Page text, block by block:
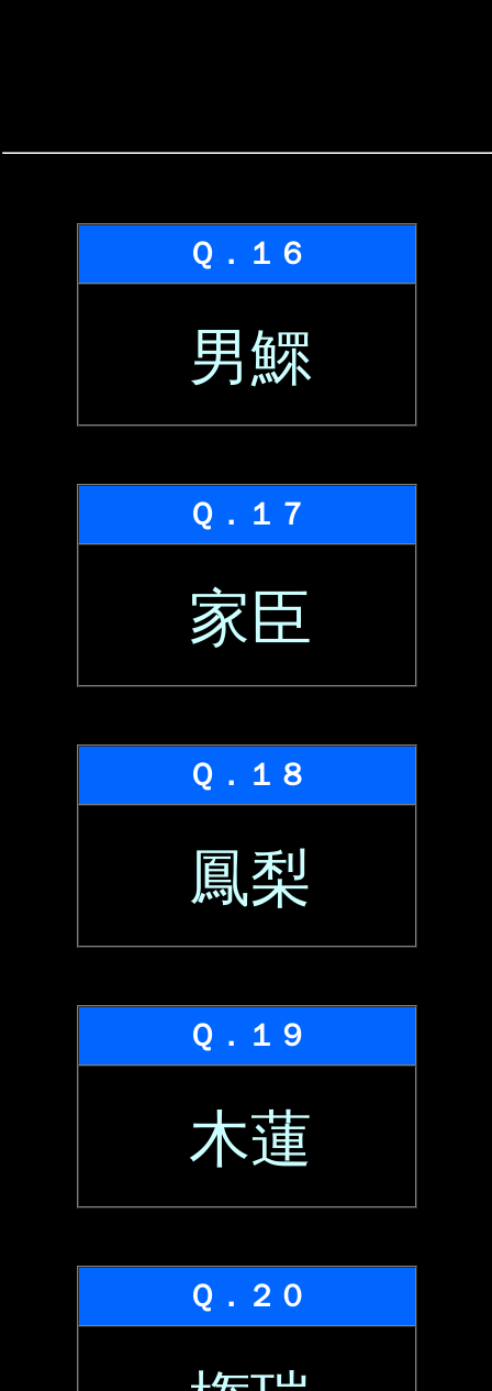
Ｑ．１６
男鰥
Ｑ．１７
家臣
Ｑ．１８
鳳梨
Ｑ．１９
木蓮
Ｑ．２０